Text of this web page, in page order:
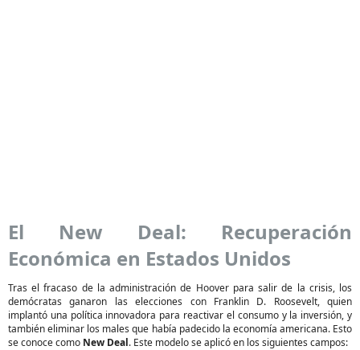
El New Deal: Recuperación
Económica en Estados Unidos
Tras el fracaso de la administración de Hoover para salir de la crisis, los
demócratas ganaron las elecciones con Franklin D. Roosevelt, quien
implantó una política innovadora para reactivar el consumo y la inversión, y
también eliminar los males que había padecido la economía americana. Esto
se conoce como New Deal. Este modelo se aplicó en los siguientes campos: